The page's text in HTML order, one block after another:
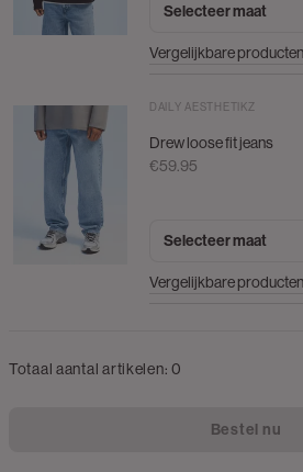
Selecteer maat
Vergelijkbare producten
DAILY AESTHETIKZ
Drew loose fit jeans
€59.95
Selecteer maat
Vergelijkbare producten
Totaal aantal artikelen:0
Bestel nu